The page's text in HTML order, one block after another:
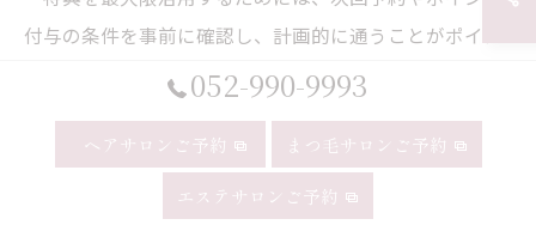
付与の条件を事前に確認し、計画的に通うことがポイン
口コミで話題！納得の美容院選びと
052-990-9993
ヘアサロンご予約 まつ毛サロンご予約
エステサロンご予約